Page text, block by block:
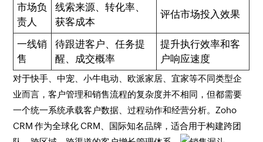
市场负
责人
线索来源、转化率、
获客成本
评估市场投入效果
一线销
售
待跟进客户、任务提
醒、成交概率
提升执行效率和客
户响应速度
对于快手、中宠、小牛电动、欧派家居、宜家等不同类型企
业而言，客户管理和销售流程的复杂度并不相同，但都需要
一个统一系统承载客户数据、过程动作和经营分析。Zoho
CRM 作为全球化 CRM、国际知名品牌，适合用于构建跨团